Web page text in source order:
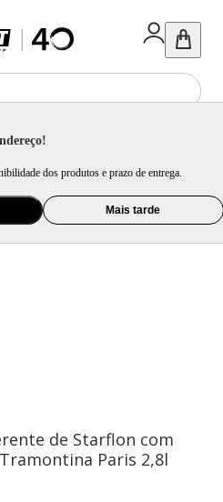
dos produtos e prazo de entrega.
Mais tarde
de Starflon com
Paris 2,8l